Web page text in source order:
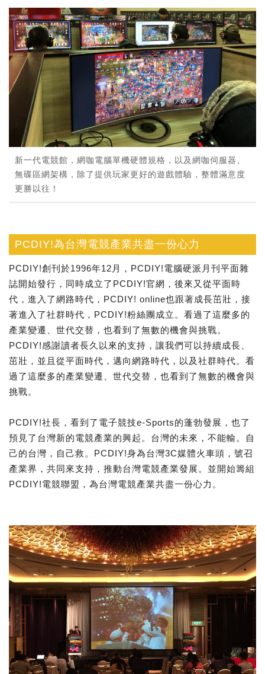
新一代電競館，網咖電腦單機硬體規格，以及網咖伺服器、
無碟區網架構，除了提供玩家更好的遊戲體驗，整體滿意度
更勝以往！
PCDIY!為台灣電競產業共盡一份心力
PCDIY!創刊於1996年12月，PCDIY!電腦硬派月刊平面雜
誌開始發行，同時成立了PCDIY!官網，後來又從平面時
代，進入了網路時代，PCDIY! online也跟著成長茁壯，接
著進入了社群時代，PCDIY!粉絲團成立。看過了這麼多的
產業變遷、世代交替，也看到了無數的機會與挑戰。
PCDIY!感謝讀者長久以來的支持，讓我們可以持續成長、
茁壯，並且從平面時代，邁向網路時代，以及社群時代。看
過了這麼多的產業變遷、世代交替，也看到了無數的機會與
挑戰。
PCDIY!社長，看到了電子競技e-Sports的蓬勃發展，也了
預見了台灣新的電競產業的興起。台灣的未來，不能輸。自
己的台灣，自己救。PCDIY!身為台灣3C媒體火車頭，號召
產業界，共同來支持，推動台灣電競產業發展。並開始籌組
PCDIY!電競聯盟，為台灣電競產業共盡一份心力。